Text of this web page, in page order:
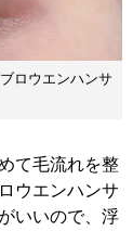
ロウエンハンサ
て毛流れを整
ウエンハンサ
いいので、浮